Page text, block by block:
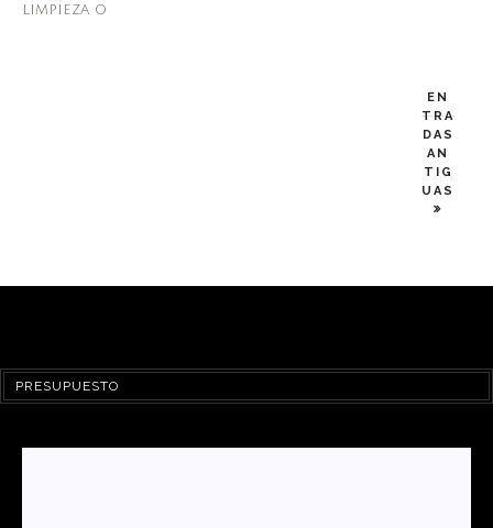
limpieza o
EN
TRA
DAS
AN
TIG
UAS
PRESUPUESTO